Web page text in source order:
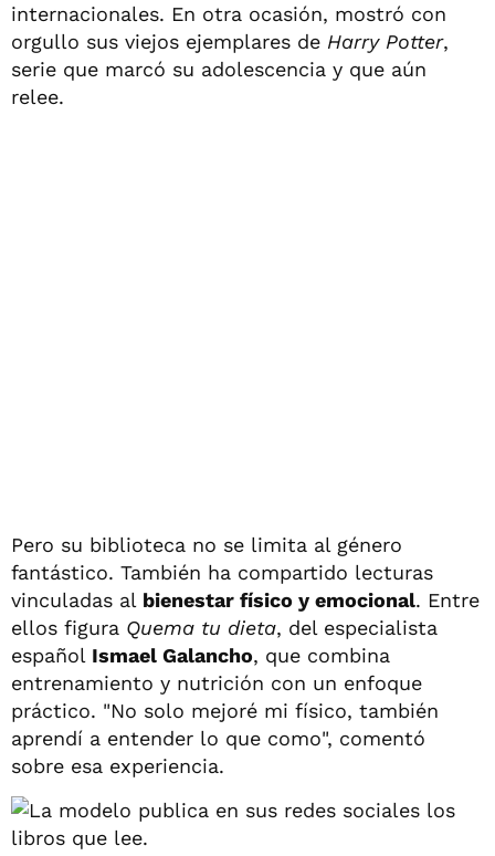
internacionales. En otra ocasión, mostró con
orgullo sus viejos ejemplares de Harry Potter,
serie que marcó su adolescencia y que aún
relee.
Pero su biblioteca no se limita al género
fantástico. También ha compartido lecturas
vinculadas al bienestar físico y emocional. Entre
ellos figura Quema tu dieta, del especialista
español Ismael Galancho, que combina
entrenamiento y nutrición con un enfoque
práctico. "No solo mejoré mi físico, también
aprendí a entender lo que como", comentó
sobre esa experiencia.